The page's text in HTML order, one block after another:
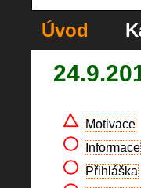
Úvod
Motivace
Informace
Přihláška